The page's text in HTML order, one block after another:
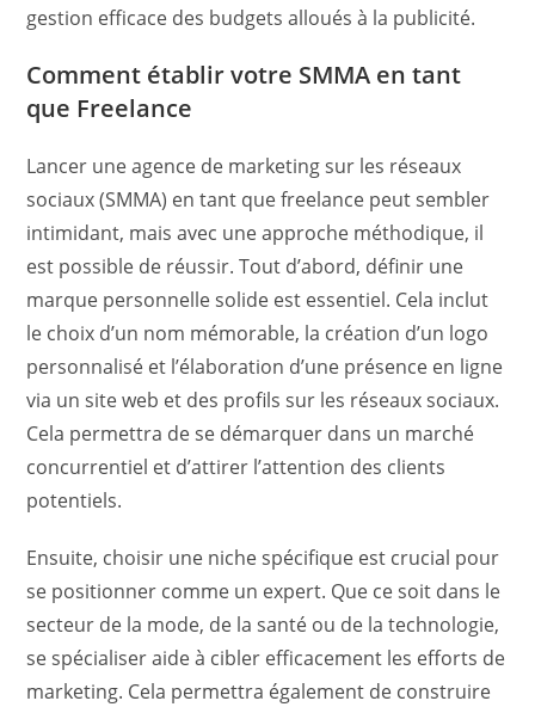
gestion efficace des budgets alloués à la publicité.
Comment établir votre SMMA en tant
que Freelance
Lancer une agence de marketing sur les réseaux
sociaux (SMMA) en tant que freelance peut sembler
intimidant, mais avec une approche méthodique, il
est possible de réussir. Tout d’abord, définir une
marque personnelle solide est essentiel. Cela inclut
le choix d’un nom mémorable, la création d’un logo
personnalisé et l’élaboration d’une présence en ligne
via un site web et des profils sur les réseaux sociaux.
Cela permettra de se démarquer dans un marché
concurrentiel et d’attirer l’attention des clients
potentiels.
Ensuite, choisir une niche spécifique est crucial pour
se positionner comme un expert. Que ce soit dans le
secteur de la mode, de la santé ou de la technologie,
se spécialiser aide à cibler efficacement les efforts de
marketing. Cela permettra également de construire